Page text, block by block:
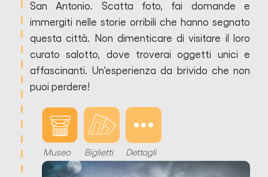
San Antonio. Scatta foto, fai domande e
immergiti nelle storie orribili che hanno segnato
questa città. Non dimenticare di visitare il loro
curato salotto, dove troverai oggetti unici e
affascinanti. Un'esperienza da brivido che non
puoi perdere!
Museo Biglietti Dettagli